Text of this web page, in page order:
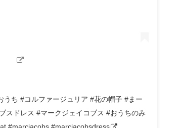
ち #コルファージュリア #花の帽子 #まー
スドレス #マークジェイコブス #おうちのみ